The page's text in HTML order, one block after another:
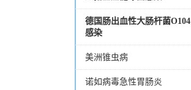
德国肠出血性大肠杆菌O104
感染
美洲锥虫病
诺如病毒急性胃肠炎